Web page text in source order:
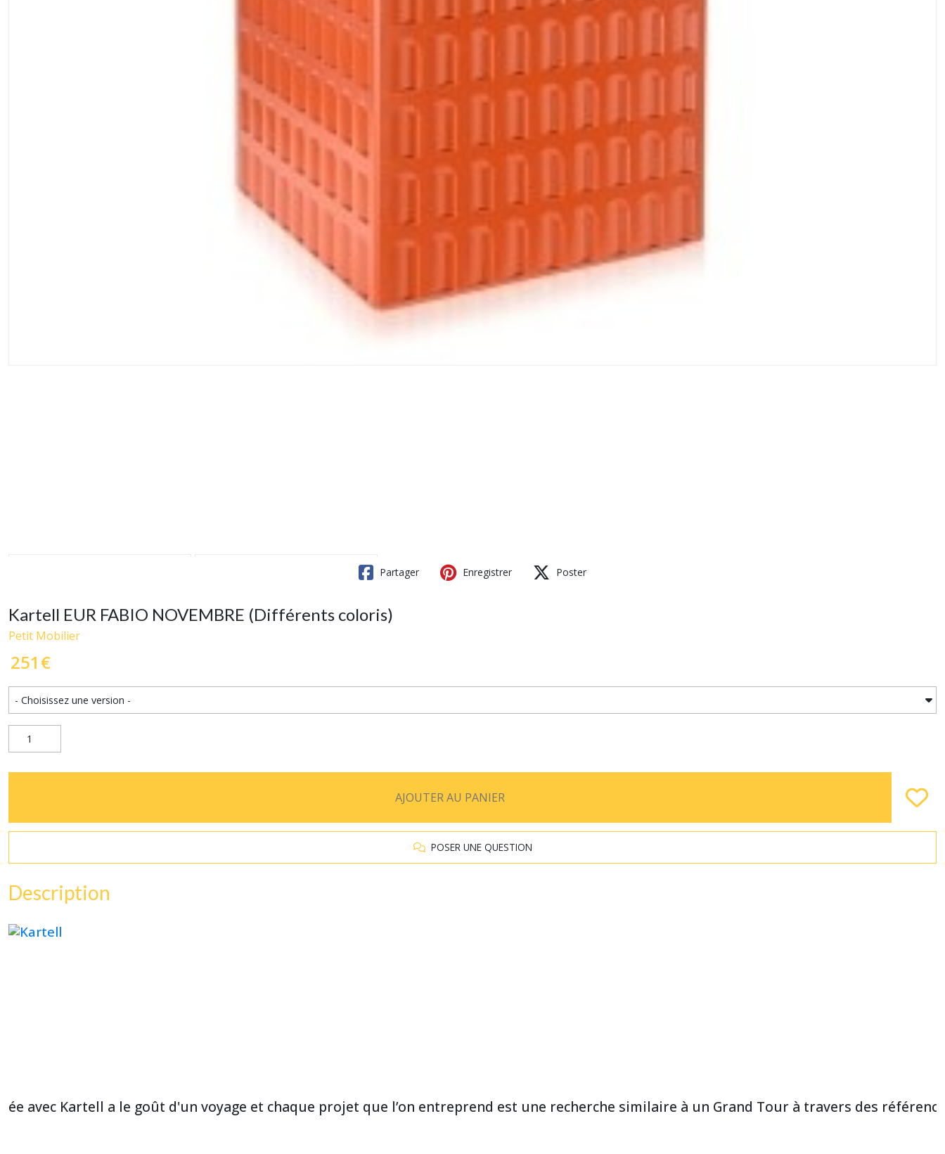
Partager Enregistrer Poster
Kartell EUR FABIO NOVEMBRE (Différents coloris)
Petit Mobilier
251 €
AJOUTER AU PANIER
POSER UNE QUESTION
Description
avec Kartell a le goût d'un voyage et chaque projet que l’on entreprend est une recherche similaire à un Grand Tour à travers des